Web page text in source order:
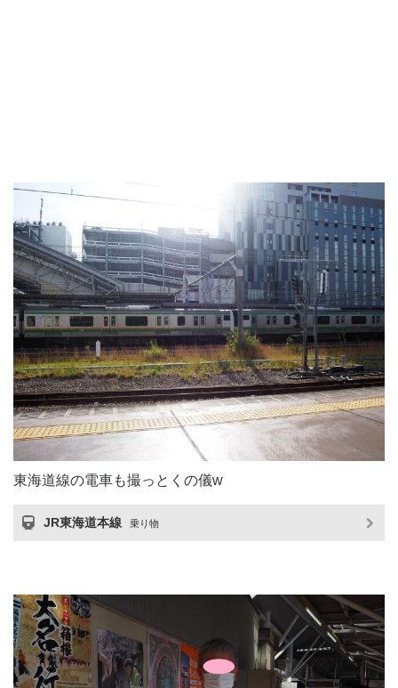
東海道線の電車も撮っとくの儀w
JR東海道本線 乗り物